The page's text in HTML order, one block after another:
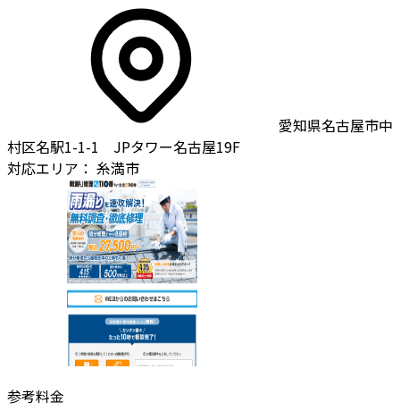
愛知県名古屋市中
村区名駅1-1-1 JPタワー名古屋19F
対応エリア： 糸満市
参考料金